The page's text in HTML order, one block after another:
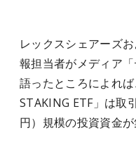
レックスシェアーズ
報担当者がメディア
語ったところによれば
STAKING ETF」は取
円）規模の投資資金が